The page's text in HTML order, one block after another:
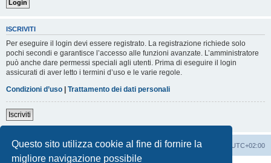
Questo sito utilizza cookie al fine di fornire la
migliore navigazione possibile
ISCRIVITI
Per eseguire il login devi essere registrato. La registrazione richiede solo
pochi secondi e garantisce l’accesso alle funzioni avanzate. L’amministratore
può anche dare permessi speciali agli utenti. Prima di eseguire il login
assicurati di aver letto i termini d’uso e le varie regole.
Condizioni d’uso | Trattamento dei dati personali
Iscriviti
Indice Tutti gli orari sono UTC+02:00
Cancella cookie
Contattaci